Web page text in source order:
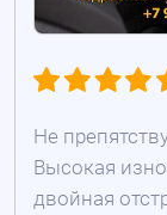
Не
Высокая
двойная